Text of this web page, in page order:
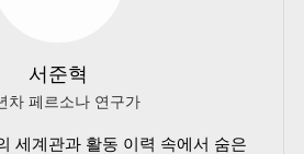
서준혁
차 페르소나 연구가
세계관과 활동 이력 속에서 숨은